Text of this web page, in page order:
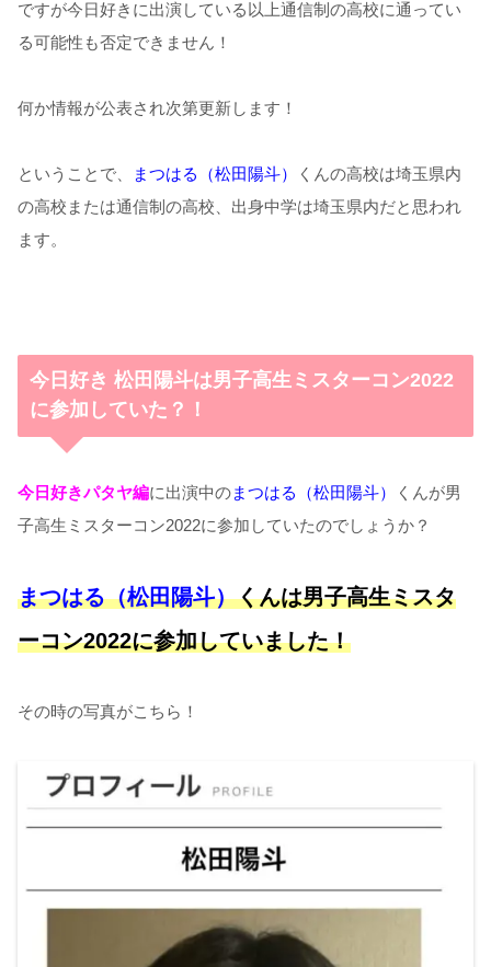
ですが今日好きに出演している以上通信制の高校に通ってい
る可能性も否定できません！
何か情報が公表され次第更新します！
ということで、 まつはる（松田陽斗）
くんの高校は埼玉県内
の高校または通信制の高校、出身中学は埼玉県内だと思われ
ます。
今日好き 松田陽斗は男子高生ミスターコン2022
に参加していた？！
今日好きパタヤ編に出演中のまつはる（松田陽斗）
くんが男
子高生ミスターコン2022に参加していたのでしょうか？
まつはる（松田陽斗）くんは男子高生ミスタ
ーコン2022に参加していました！
その時の写真がこちら！